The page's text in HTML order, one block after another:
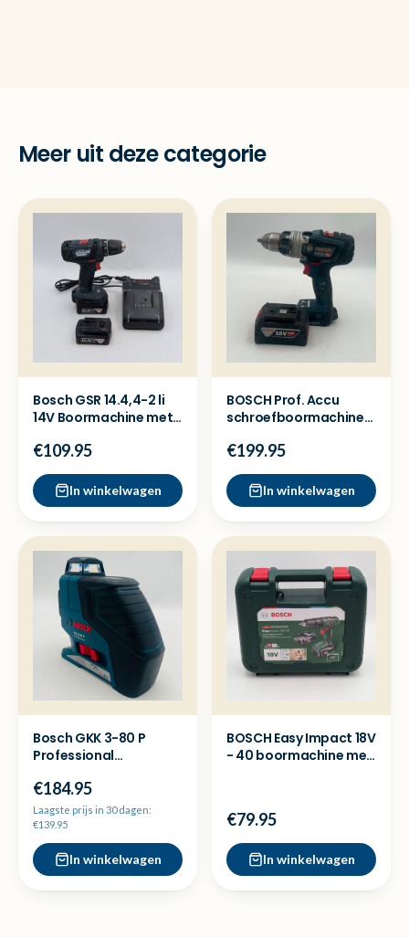
Meer uit deze categorie
Bosch GSR 14.4,4-2 li
14V Boormachine met
€109.95
In winkelwagen
BOSCH Prof. Accu
schroefboormachine
accu
€199.95
In winkelwagen
Bosch GKK 3-80 P
Professional
€184.95
Laagste prijs in 30 dagen:
€139.95
In winkelwagen
BOSCH Easy Impact 18V
- 40 boormachine met
€79.95
In winkelwagen